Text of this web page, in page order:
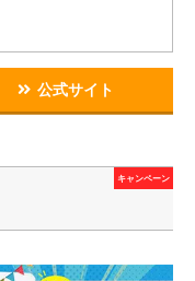
公式サイト
キャンペーン